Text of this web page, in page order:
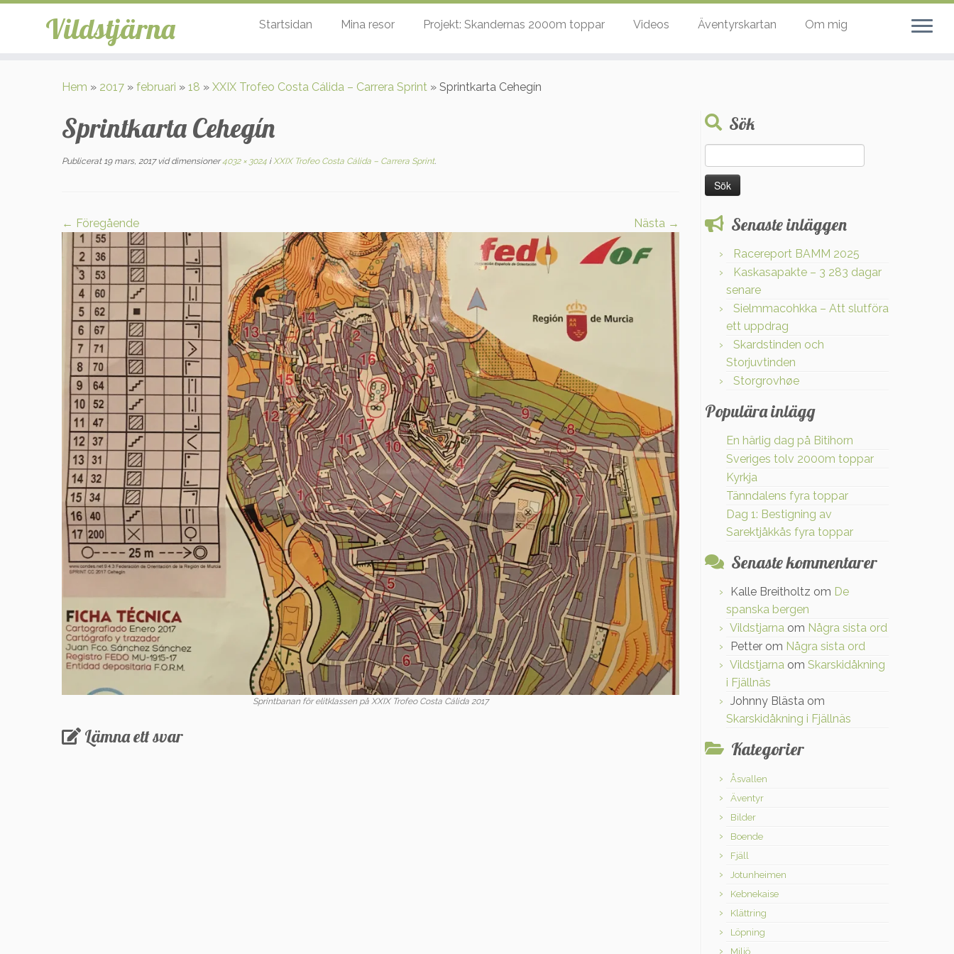
Vildstjärna Startsidan Mina resor Projekt: Skandernas 2000m toppar Videos Äventyrskartan Om mig
Hem » 2017 » februari » 18 » XXIX Trofeo Costa Cálida – Carrera Sprint » Sprintkarta Cehegín
Sprintkarta Cehegín
Publicerat 19 mars, 2017vid dimensioner4032 × 3024 iXXIX Trofeo Costa Cálida – Carrera Sprint.
← Föregående Nästa →
Sprintbanan för elitklassen på XXIX Trofeo Costa Cálida 2017
Lämna ett svar
Sök
efter:
Senaste inläggen
Racereport BAMM 2025
Kaskasapakte – 3 283 dagar
senare
Sielmmacohkka – Att slutföra
ett uppdrag
Skardstinden och
Storjuvtinden
Storgrovhøe
Populära inlägg
En härlig dag på Bitihorn
Sveriges tolv 2000m toppar
Kyrkja
Tänndalens fyra toppar
Dag 1: Bestigning av
Sarektjåkkås fyra toppar
Senaste kommentarer
Kalle Breitholtz om De
spanska bergen
Vildstjarna om Några sista ord
Petter om Några sista ord
Vildstjarna om Skarskidåkning
i Fjällnäs
Johnny Blästa om
Skarskidåkning i Fjällnäs
Kategorier
Åsvallen
Äventyr
Bilder
Boende
Fjäll
Jotunheimen
Kebnekaise
Klättring
Löpning
Miljö